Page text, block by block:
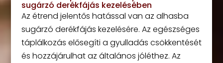
sugárzó derékfájás kezelésében
Az étrend jelentős hatással van az alhasba
sugárzó derékfájás kezelésére. Az egészséges
táplálkozás elősegíti a gyulladás csökkentését
és hozzájárulhat az általános jóléthez. Az